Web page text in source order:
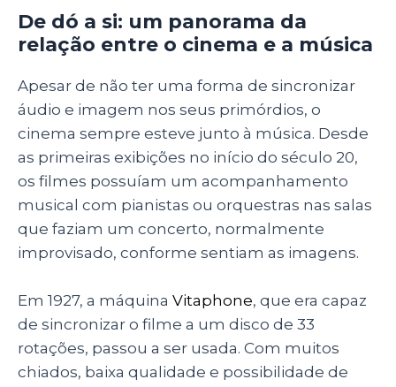
De dó a si: um panorama da
relação entre o cinema e a música
Apesar de não ter uma forma de sincronizar
áudio e imagem nos seus primórdios, o
cinema sempre esteve junto à música. Desde
as primeiras exibições no início do século 20,
os filmes possuíam um acompanhamento
musical com pianistas ou orquestras nas salas
que faziam um concerto, normalmente
improvisado, conforme sentiam as imagens.
Em 1927, a máquina Vitaphone, que era capaz
de sincronizar o filme a um disco de 33
rotações, passou a ser usada. Com muitos
chiados, baixa qualidade e possibilidade de